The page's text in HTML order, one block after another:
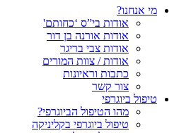
מי אנחנו?
אודות בי”ס ‘כחותם'
אודות אורנה בן דור
אודות צבי בריגר
אודות / צוות המורים
כתבות וראיונות
צור קשר
טיפול ביוגרפי
מהו הטיפול הביוגרפי?
טיפול ביוגרפי בקליניקה